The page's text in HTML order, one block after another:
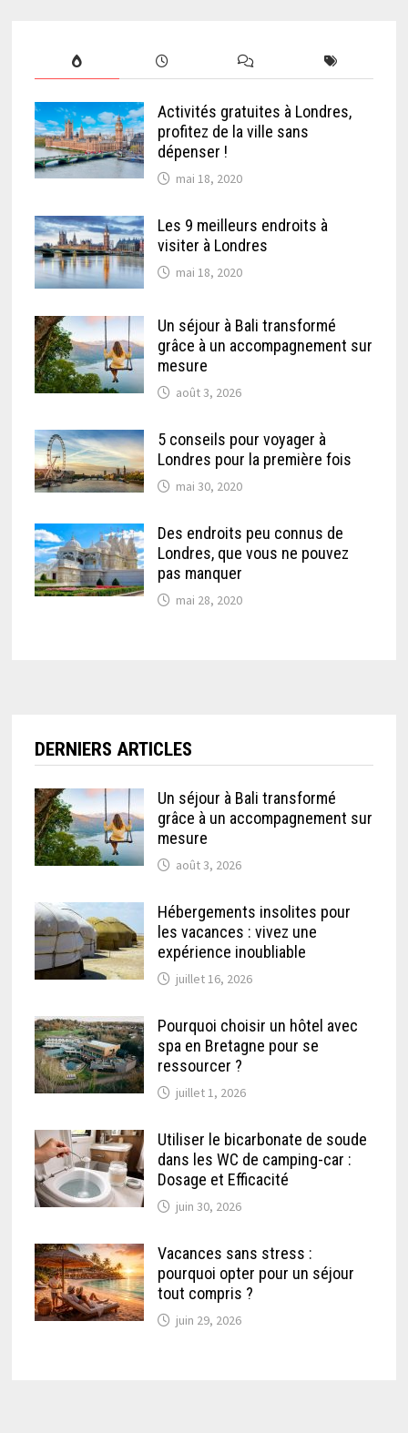
Activités gratuites à Londres,
profitez de la ville sans
dépenser !
mai 18, 2020
Les 9 meilleurs endroits à
visiter à Londres
mai 18, 2020
Un séjour à Bali transformé
grâce à un accompagnement sur
mesure
août 3, 2026
5 conseils pour voyager à
Londres pour la première fois
mai 30, 2020
Des endroits peu connus de
Londres, que vous ne pouvez
pas manquer
mai 28, 2020
DERNIERS ARTICLES
Un séjour à Bali transformé
grâce à un accompagnement sur
mesure
août 3, 2026
Hébergements insolites pour
les vacances : vivez une
expérience inoubliable
juillet 16, 2026
Pourquoi choisir un hôtel avec
spa en Bretagne pour se
ressourcer ?
juillet 1, 2026
Utiliser le bicarbonate de soude
dans les WC de camping-car :
Dosage et Efficacité
juin 30, 2026
Vacances sans stress :
pourquoi opter pour un séjour
tout compris ?
juin 29, 2026